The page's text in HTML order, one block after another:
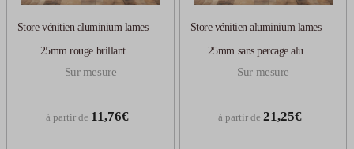
Store vénitien aluminium lames
25mm rouge brillant
Sur mesure
à partir de 11,76€
Store vénitien aluminium lames
25mm sans percage alu
Sur mesure
à partir de 21,25€